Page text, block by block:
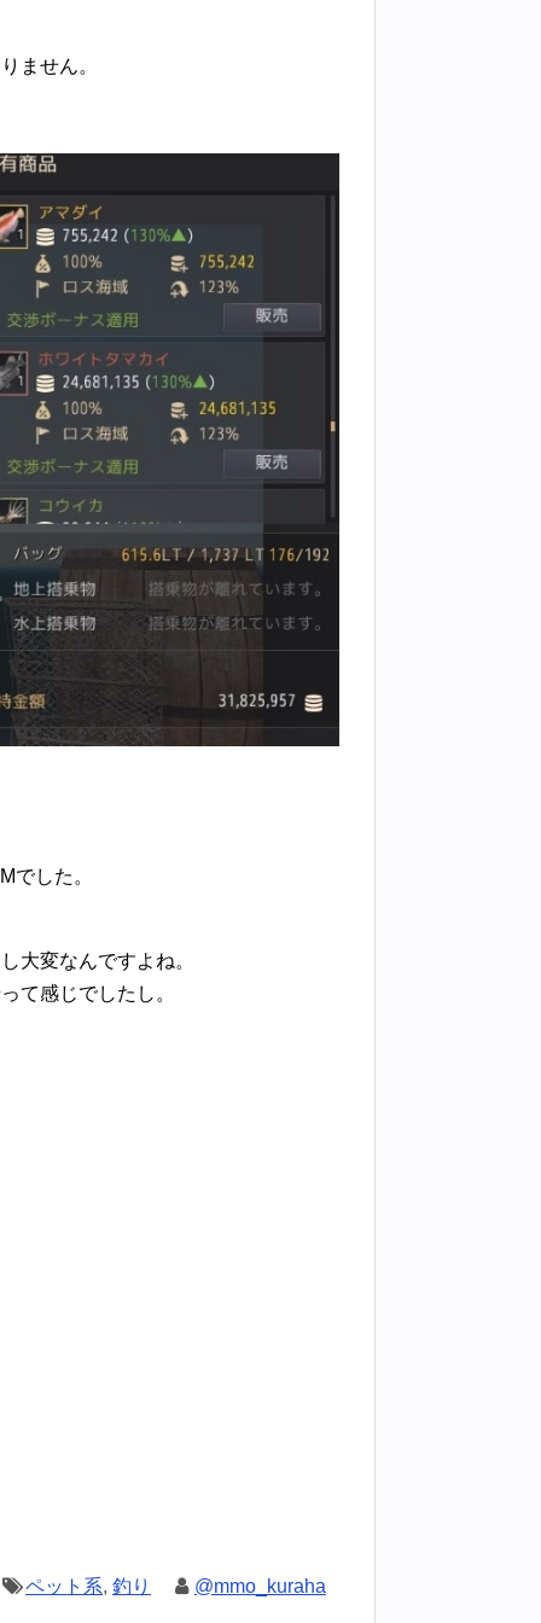
ません。
でした。
大変なんですよね。
て感じでしたし。
ペット系,釣り @mmo_kuraha